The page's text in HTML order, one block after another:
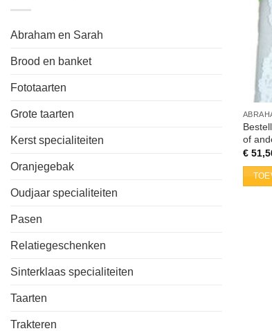
Abraham en Sarah
Brood en banket
Fototaarten
Grote taarten
Kerst specialiteiten
Oranjegebak
Oudjaar specialiteiten
Pasen
Relatiegeschenken
Sinterklaas specialiteiten
Taarten
Trakteren
of
€